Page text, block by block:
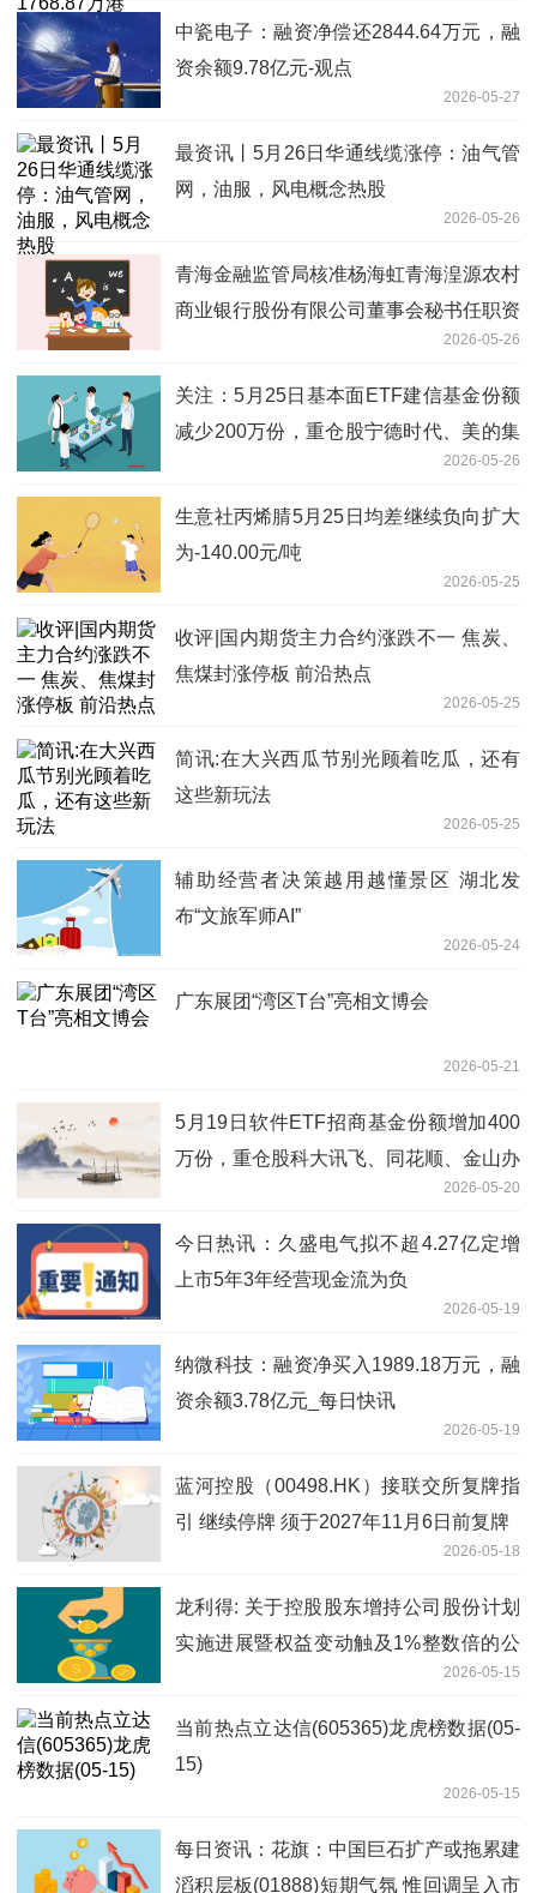
中瓷电子：融资净偿还2844.64万元，融
资余额9.78亿元-观点
2026-05-27
最资讯丨5月26日华通线缆涨停：油气管
网，油服，风电概念热股
2026-05-26
青海金融监管局核准杨海虹青海湟源农村
商业银行股份有限公司董事会秘书任职资
2026-05-26
关注：5月25日基本面ETF建信基金份额
减少200万份，重仓股宁德时代、美的集
2026-05-26
生意社丙烯腈5月25日均差继续负向扩大
为-140.00元/吨
2026-05-25
收评|国内期货主力合约涨跌不一 焦炭、
焦煤封涨停板 前沿热点
2026-05-25
简讯:在大兴西瓜节别光顾着吃瓜，还有
这些新玩法
2026-05-25
辅助经营者决策越用越懂景区 湖北发
布“文旅军师AI”
2026-05-24
广东展团“湾区T台”亮相文博会
2026-05-21
5月19日软件ETF招商基金份额增加400
万份，重仓股科大讯飞、同花顺、金山办
2026-05-20
今日热讯：久盛电气拟不超4.27亿定增
上市5年3年经营现金流为负
2026-05-19
纳微科技：融资净买入1989.18万元，融
资余额3.78亿元_每日快讯
2026-05-19
蓝河控股（00498.HK）接联交所复牌指
引 继续停牌 须于2027年11月6日前复牌
2026-05-18
龙利得: 关于控股股东增持公司股份计划
实施进展暨权益变动触及1%整数倍的公
2026-05-15
当前热点立达信(605365)龙虎榜数据(05-
15)
2026-05-15
每日资讯：花旗：中国巨石扩产或拖累建
滔积层板(01888)短期气氛 惟回调呈入市